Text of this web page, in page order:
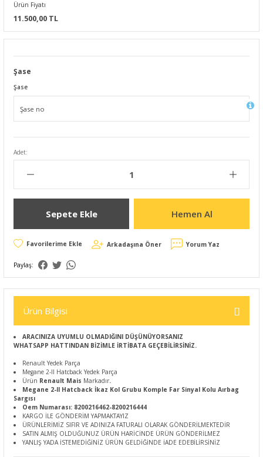
Ürün Fiyatı
11.500,00 TL
Şase
Şase
Adet:
Sepete Ekle Hemen Al
Arkadaşına Öner Yorum Yaz
Paylaş:
Ürün Bilgisi
ARACINIZA UYUMLU OLMADIĞINI DÜŞÜNÜYORSANIZ
WHATSAPP HATTINDAN BİZİMLE İRTİBATA GEÇEBİLİRSİNİZ.
Renault Yedek Parça
Megane 2-II Hatcback Yedek Parça
Ürün Renault Mais Markadır.
Megane 2-II Hatcback İkaz Kol Grubu Komple Far Sinyal Kolu Aırbag
Sargısı
Oem Numarası: 8200216462-8200216444
KARGO İLE GÖNDERİM YAPMAKTAYIZ
ÜRÜNLERİMİZ SIFIR VE ADINIZA FATURALI OLARAK GÖNDERİLMEKTEDİR
SATIN ALMIŞ OLDUĞUNUZ ÜRÜN HARİCİNDE ÜRÜN GÖNDERİLMEZ
YANLIŞ YADA İSTEMEDİĞİNİZ ÜRÜN GELDİĞİNDE İADE EDEBİLİRSİNİZ